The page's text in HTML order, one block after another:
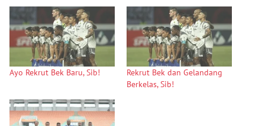
Ayo Rekrut Bek Baru, Sib!
Rekrut Bek dan Gelandang
Berkelas, Sib!